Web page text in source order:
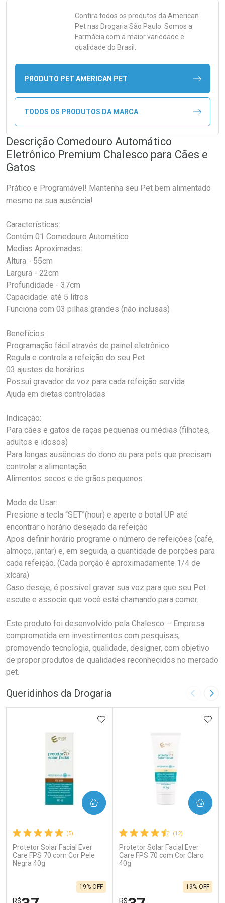
Confira todos os produtos da American
Petnas Drogaria São Paulo. Somos a
Farmácia com a maior variedade e
qualidade do Brasil.
PRODUTO PET AMERICAN PET
TODOS OS PRODUTOS DA MARCA
Descrição Comedouro Automático
Eletrônico Premium Chalesco para Cães e
Gatos
Prático e Programável! Mantenha seu Pet bem alimentado
mesmo na sua ausência!
Características:
Contém 01 Comedouro Automático
Medias Aproximadas:
Altura - 55cm
Largura - 22cm
Profundidade - 37cm
Capacidade: até 5 litros
Funciona com 03 pilhas grandes (não inclusas)
Benefícios:
Programação fácil através de painel eletrônico
Regula e controla a refeição do seu Pet
03 ajustes de horários
Possui gravador de voz para cada refeição servida
Ajuda em dietas controladas
Indicação:
Para cães e gatos de raças pequenas ou médias (filhotes,
adultos e idosos)
Para longas ausências do dono ou para pets que precisam
controlar a alimentação
Alimentos secos e de grãos pequenos
Modo de Usar:
Presione a tecla “SET”(hour) e aperte o botal UP até
encontrar o horário desejado da refeição
Apos definir horário programe o número de refeições (café,
almoço, jantar) e, em seguida, a quantidade de porções para
cada refeição. (Cada porção é aproximadamente 1/4 de
xícara)
Caso deseje, é possível gravar sua voz para que seu Pet
escute e associe que você está chamando para comer.
Este produto foi desenvolvido pela Chalesco – Empresa
comprometida em investimentos com pesquisas,
promovendo tecnologia, qualidade, designer, com objetivo
de propor produtos de qualidades reconhecidos no mercado
pet.
Queridinhos da Drogaria Imagem
(5)
Protetor Solar Facial Ever
Care FPS 70 com Cor Pele
Negra 40g
R$
19% OFF
ADICIONAR AOS FAVORITOS
COMPRAR
(12)
Protetor Solar Facial Ever
Care FPS 70 com Cor Claro
40g
R$
19% OFF
COMPRAR